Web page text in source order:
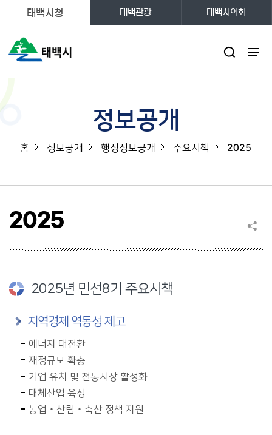
태백시청 태백관광 태백시의회
정보공개
홈 정보공개 행정정보공개 주요시책 2025
2025
2025년 민선8기 주요시책
지역경제 역동성 제고
에너지 대전환
재정규모 확충
기업 유치 및 전통시장 활성화
대체산업 육성
농업‧산림‧축산 정책 지원